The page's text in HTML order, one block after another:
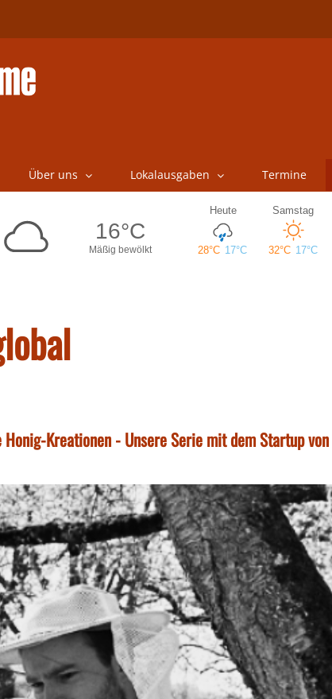
Über uns Lokalausgaben Termine
Kreationen - Unsere Serie mit dem Startup von